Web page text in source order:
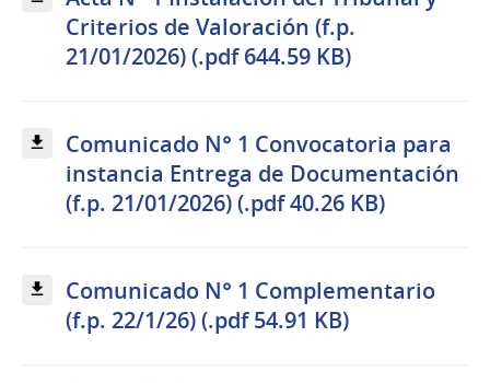
Criterios de Valoración (f.p.
21/01/2026) (.pdf 644.59 KB)
Comunicado N° 1 Convocatoria para
instancia Entrega de Documentación
(f.p. 21/01/2026) (.pdf 40.26 KB)
Comunicado N° 1 Complementario
(f.p. 22/1/26) (.pdf 54.91 KB)